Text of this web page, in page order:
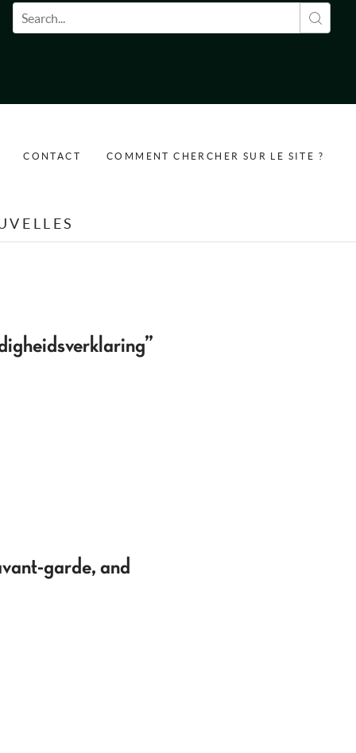
Formulaire de recherche
CONTACT COMMENT CHERCHER SUR LE SITE ?
garde, and